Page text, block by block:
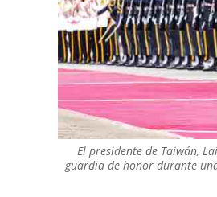
El presidente de Taiwán,
guardia de honor durante